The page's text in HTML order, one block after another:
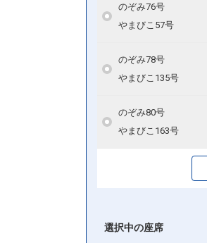
のぞみ76号
やまびこ57号
のぞみ78号
やまびこ135号
のぞみ80号
やまびこ163号
選択中の座席